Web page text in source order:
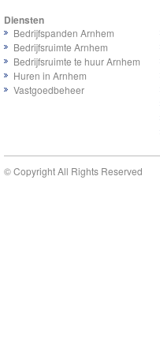
Diensten
Bedrijfspanden Arnhem
Bedrijfsruimte Arnhem
Bedrijfsruimte te huur Arnhem
Huren in Arnhem
Vastgoedbeheer
© Copyright All Rights Reserved